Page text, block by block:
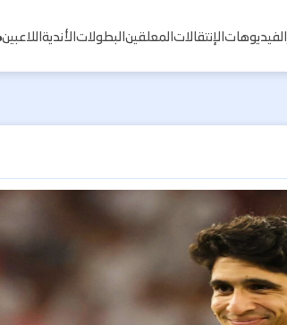
الفيديوهاتالإنتقالاتالمعلقينالبطولاتالأنديةاللاعبين